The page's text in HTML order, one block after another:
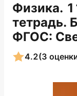
Физика.
тетрадь.
ФГОС:
4.2(3